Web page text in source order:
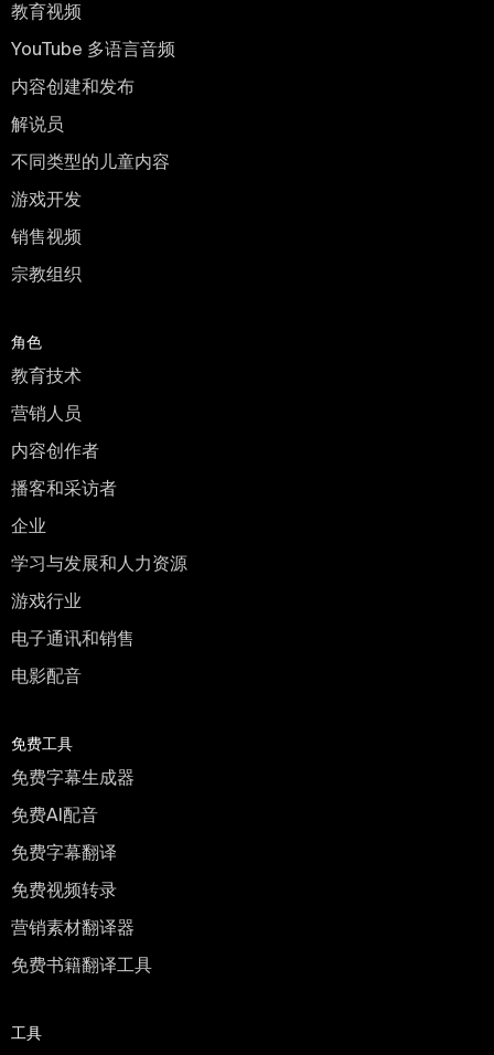
教育视频
YouTube 多语言音频
内容创建和发布
解说员
不同类型的儿童内容
游戏开发
销售视频
宗教组织
角色
教育技术
营销人员
内容创作者
播客和采访者
企业
学习与发展和人力资源
游戏行业
电子通讯和销售
电影配音
免费工具
免费字幕生成器
免费AI配音
免费字幕翻译
免费视频转录
营销素材翻译器
免费书籍翻译工具
工具